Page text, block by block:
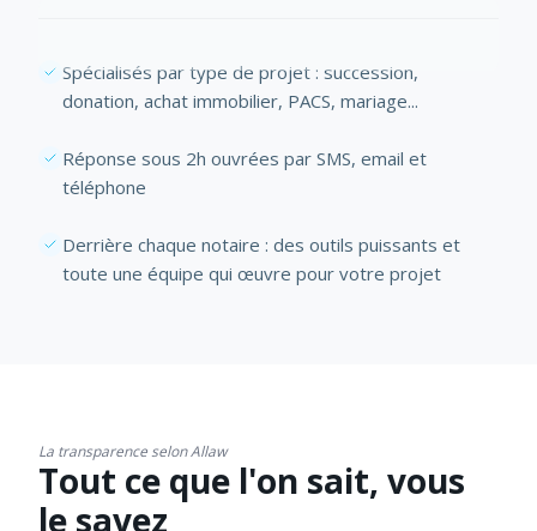
Spécialisés par type de projet : succession,
donation, achat immobilier, PACS, mariage...
Réponse sous 2h ouvrées par SMS, email et
téléphone
Derrière chaque notaire : des outils puissants et
toute une équipe qui œuvre pour votre projet
La transparence selon Allaw
Tout ce que l'on sait, vous
le savez